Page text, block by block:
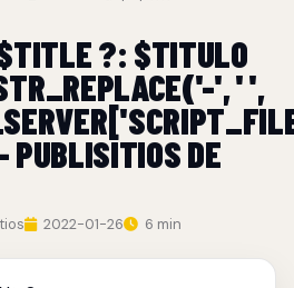
?: $TITULO
', ' ',
DE
2022-01-26 6 min